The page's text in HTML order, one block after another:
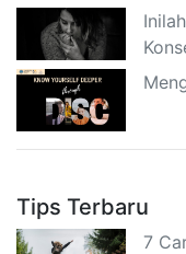
Tips Terbaru
7